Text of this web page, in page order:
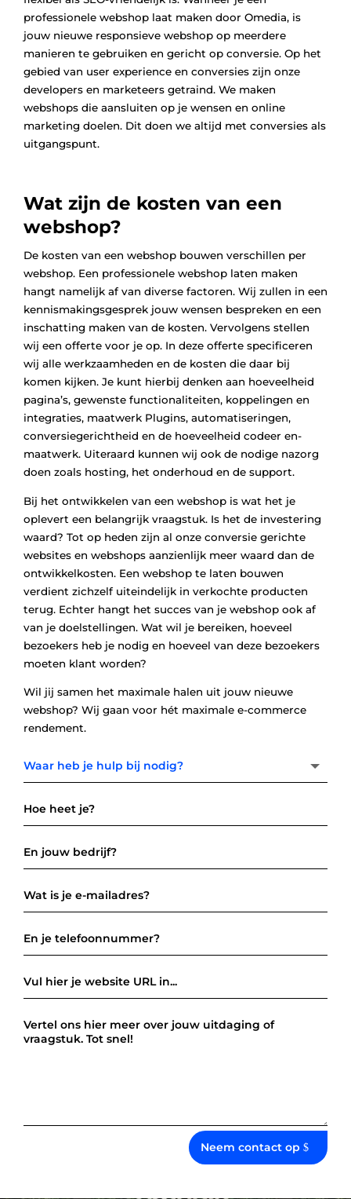
professionele webshop laat maken door Omedia, is
jouw nieuwe responsieve webshop op meerdere
manieren te gebruiken en gericht op conversie. Op het
gebied van user experience en conversies zijn onze
developers en marketeers getraind. We maken
webshops die aansluiten op je wensen en online
marketing doelen. Dit doen we altijd met conversies als
uitgangspunt.
Wat zijn de kosten van een
webshop?
De kosten van een webshop bouwen verschillen per
webshop. Een professionele webshop laten maken
hangt namelijk af van diverse factoren. Wij zullen in een
kennismakingsgesprek jouw wensen bespreken en een
inschatting maken van de kosten. Vervolgens stellen
wij een offerte voor je op. In deze offerte specificeren
wij alle werkzaamheden en de kosten die daar bij
komen kijken. Je kunt hierbij denken aan hoeveelheid
pagina’s, gewenste functionaliteiten, koppelingen en
integraties, maatwerk Plugins, automatiseringen,
conversiegerichtheid en de hoeveelheid codeer en-
maatwerk. Uiteraard kunnen wij ook de nodige nazorg
doen zoals hosting, het onderhoud en de support.
Bij het ontwikkelen van een webshop is wat het je
oplevert een belangrijk vraagstuk. Is het de investering
waard? Tot op heden zijn al onze conversie gerichte
websites en webshops aanzienlijk meer waard dan de
ontwikkelkosten. Een webshop te laten bouwen
verdient zichzelf uiteindelijk in verkochte producten
terug. Echter hangt het succes van je webshop ook af
van je doelstellingen. Wat wil je bereiken, hoeveel
bezoekers heb je nodig en hoeveel van deze bezoekers
moeten klant worden?
Wil jij samen het maximale halen uit jouw nieuwe
webshop? Wij gaan voor hét maximale e-commerce
rendement.
Neem contact op